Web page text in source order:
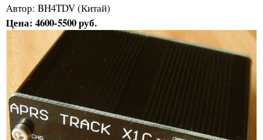
Автор: BH4TDV (Китай)
Цена: 4600-5500 руб.